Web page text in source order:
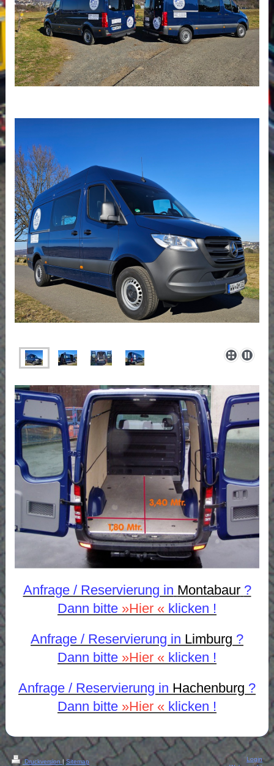
Anfrage / Reservierung in Montabaur ?
Dann bitte »Hier « klicken !
Anfrage / Reservierung in Limburg ?
Dann bitte »Hier « klicken !
Anfrage / Reservierung in Hachenburg ?
Dann bitte »Hier « klicken !
Druckversion | Sitemap
Login